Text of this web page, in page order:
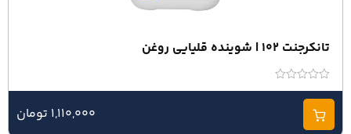
تانکرجنت 102 | شوینده قلیایی روغن
امتیاز
0
از
5
1,110,000 تومان